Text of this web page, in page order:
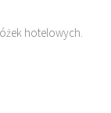
hotelowych.